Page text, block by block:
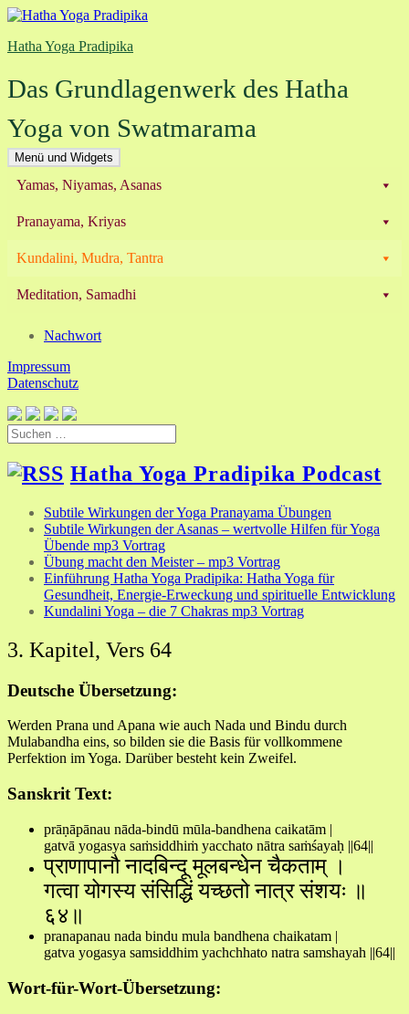
Zum
springen
Hatha Yoga Pradipika
Das Grundlagenwerk des Hatha
Yoga von Swatmarama
Menü und Widgets
Yamas, Niyamas, Asanas
Pranayama, Kriyas
Kundalini, Mudra, Tantra
Meditation, Samadhi
Nachwort
Impressum
Datenschutz
Suchen
nach:
Hatha Yoga Pradipika Podcast
Subtile Wirkungen der Yoga Pranayama Übungen
Subtile Wirkungen der Asanas – wertvolle Hilfen für Yoga
Übende mp3 Vortrag
Übung macht den Meister – mp3 Vortrag
Einführung Hatha Yoga Pradipika: Hatha Yoga für
Gesundheit, Energie-Erweckung und spirituelle Entwicklung
Kundalini Yoga – die 7 Chakras mp3 Vortrag
3. Kapitel, Vers 64
Deutsche Übersetzung:
Werden Prana und Apana wie auch Nada und Bindu durch
Mulabandha eins, so bilden sie die Basis für vollkommene
Perfektion im Yoga. Darüber besteht kein Zweifel.
Sanskrit Text:
prāṇāpānau nāda-bindū mūla-bandhena caikatām |
gatvā yogasya saṁsiddhiṁ yacchato nātra saṁśayaḥ ||64||
प्राणापानौ नादबिन्दू मूलबन्धेन चैकताम् ।
गत्वा योगस्य संसिद्धिं यच्छतो नात्र संशयः ॥
६४॥
pranapanau nada bindu mula bandhena chaikatam |
gatva yogasya samsiddhim yachchhato natra samshayah ||64||
Wort-für-Wort-Übersetzung: